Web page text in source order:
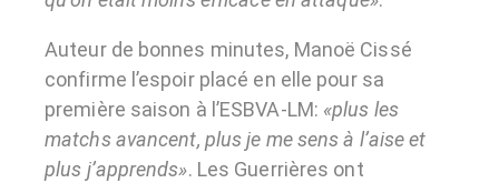
Auteur de bonnes minutes, Manoë Cissé
confirme l’espoir placé en elle pour sa
première saison à l’ESBVA-LM: «plus les
matchs avancent, plus je me sens à l’aise et
plus j’apprends». Les Guerrières ont